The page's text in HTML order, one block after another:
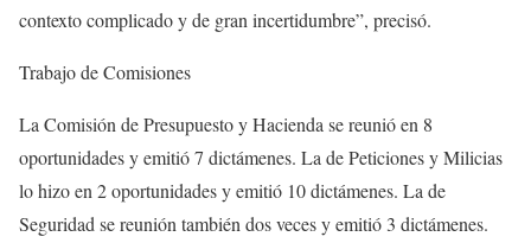
contexto complicado y de gran incertidumbre”, precisó.
Trabajo de Comisiones
La Comisión de Presupuesto y Hacienda se reunió en 8
oportunidades y emitió 7 dictámenes. La de Peticiones y Milicias
lo hizo en 2 oportunidades y emitió 10 dictámenes. La de
Seguridad se reunión también dos veces y emitió 3 dictámenes.